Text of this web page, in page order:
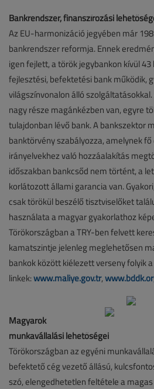
Bankrendszer, finanszírozási
Az EU-harmonizáció jegyében már
bankrendszer reformja. Ennek
igen fejlett, a török jegybankon kívül
fejlesztési, befektetési bank működik,
világszínvonalon álló
nagy része magánkézben van, egyre
tulajdonban lévő bank. A bankszektor
banktörvény szabályozza, amelynek fő
irányelvekhez való hozzáalakítás
időszakban bankcsőd nem történt, a
korlátozott állami garancia van.
csak törökül beszélő tisztviselőket
használata a magyar gyakorlathoz
Törökországban a TRY-ben felvett
kamatszintje jelenleg meglehetősen
bankok között kiélezett verseny folyik
linkek:www.maliye.gov.tr,
Magyarok
munkavállalási lehetőségei
Törökországban az egyéni
befektető cég vezető állású,
szó, elengedhetetlen feltétele a